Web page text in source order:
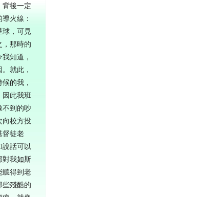
背後一定
火線：
球，可見
，那時的
知道，
就此，
的我，
因此我班
不到的吵
向校方投
督徒老
話可以
對我如斯
聽得到老
些殘酷的